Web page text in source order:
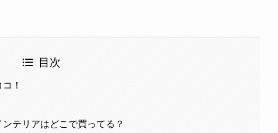
目次
！
テリアはどこで買ってる？